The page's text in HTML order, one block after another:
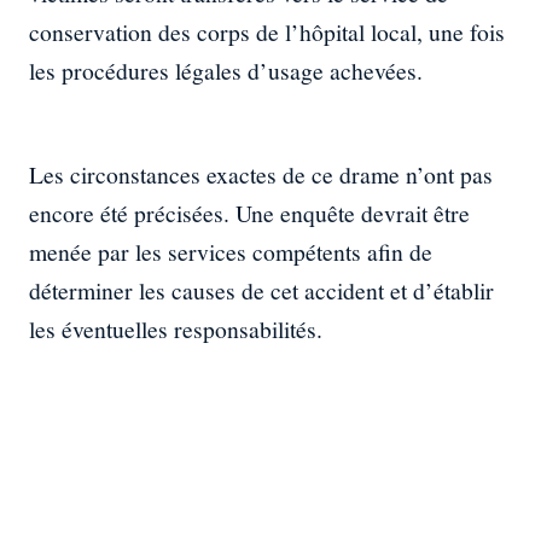
conservation des corps de l’hôpital local, une fois
les procédures légales d’usage achevées.
Les circonstances exactes de ce drame n’ont pas
encore été précisées. Une enquête devrait être
menée par les services compétents afin de
déterminer les causes de cet accident et d’établir
les éventuelles responsabilités.